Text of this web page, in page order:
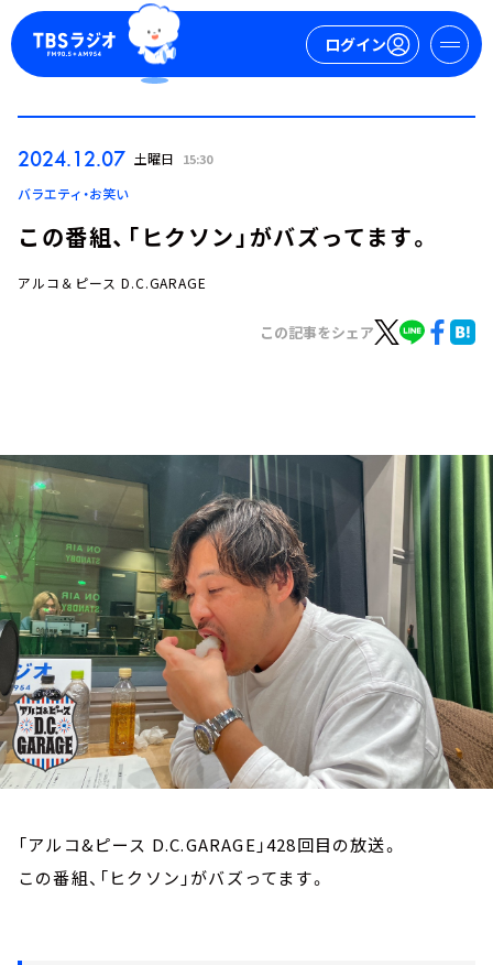
ログイン
ログイン
トピックス
TBS Podcast
お知らせ
イベント・グッズ
YouTube
会社情報
2024.12.07 土曜日 15:30
バラエティ・お笑い
この番組、「ヒクソン」がバズってます。
アルコ＆ピース D.C.GARAGE
この記事をシェア
「アルコ&ピース D.C.GARAGE」428回目の放送。
この番組、「ヒクソン」がバズってます。